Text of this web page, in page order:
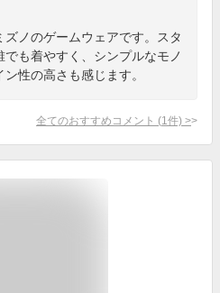
ノのゲームウェアです。スタ
も着やすく、シンプルなモノ
性の高さも感じます。
全てのおすすめコメント (1 件) >